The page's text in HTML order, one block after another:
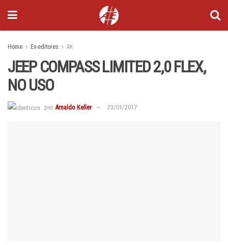
Home Ex-editores AK
JEEP COMPASS LIMITED 2,0 FLEX,
NO USO
por Arnaldo Keller 23/01/2017